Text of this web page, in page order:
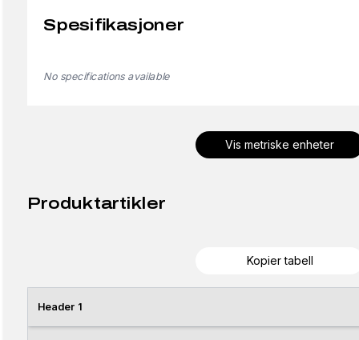
Spesifikasjoner
No specifications available
Vis metriske enheter
Produktartikler
Kopier tabell
Header 1